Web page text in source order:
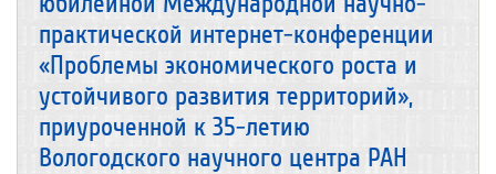
практической интернет-конференции
«Проблемы экономического роста и
устойчивого развития территорий»,
приуроченной к 35-летию
Вологодского научного центра РАН